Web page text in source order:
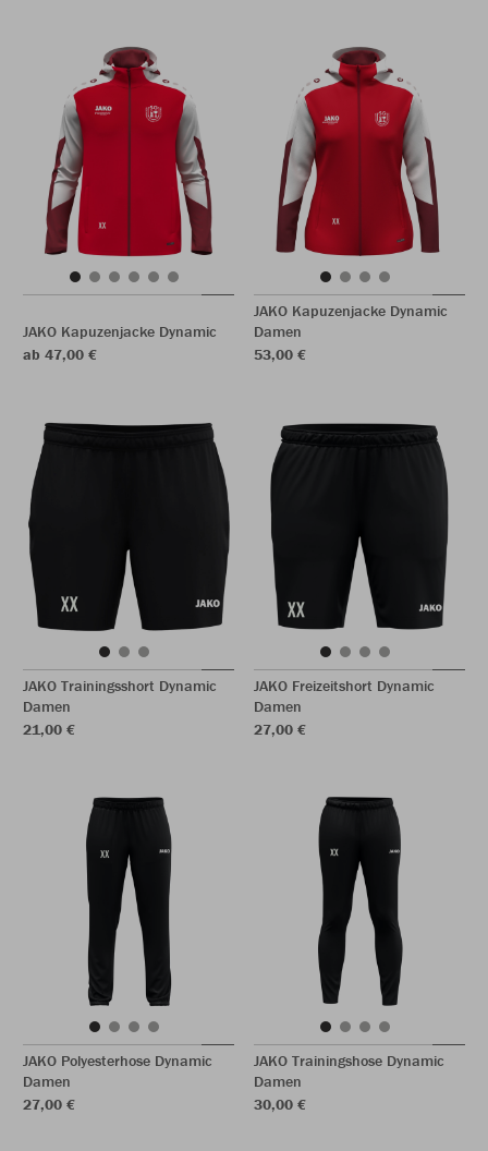
JAKO Kapuzenjacke Dynamic
ab 47,00 €
JAKO Kapuzenjacke Dynamic
Damen
53,00 €
JAKO Trainingsshort Dynamic
Damen
21,00 €
JAKO Freizeitshort Dynamic
Damen
27,00 €
JAKO Polyesterhose Dynamic
Damen
27,00 €
JAKO Trainingshose Dynamic
Damen
30,00 €